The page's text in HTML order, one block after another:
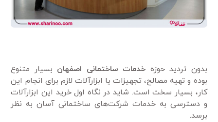
بدون تردید حوزه خدمات ساختمانی اصفهان بسیار متنوع
بوده و تهیه مصالح، تجهیزات یا ابزارآلات لازم برای انجام این
کار، بسیار سخت است. شاید در نگاه اول خرید این ابزارآلات
و دسترسی به خدمات شرکت‌های ساختمانی آسان به نظر
برسد.